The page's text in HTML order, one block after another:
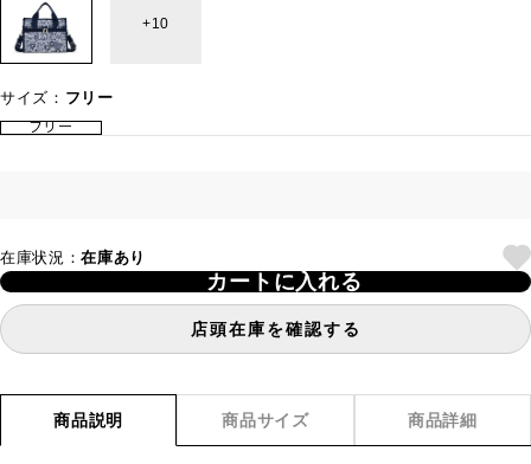
10
サイズ： フリー
フリー
在庫状況：在庫あり
カートに入れる
店頭在庫を確認する
商品説明 商品サイズ 商品詳細